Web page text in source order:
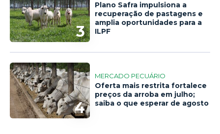
3
Plano Safra impulsiona a
recuperação de pastagens e
amplia oportunidades para a
ILPF
4
MERCADO PECUÁRIO
Oferta mais restrita fortalece
preços da arroba em julho;
saiba o que esperar de agosto